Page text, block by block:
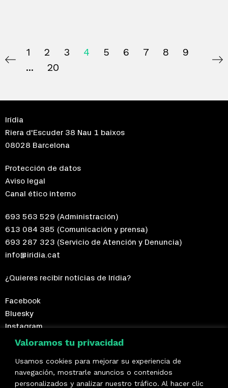
Valoramos tu privacidad
Usamos cookies para mejorar su experiencia de
navegación, mostrarle anuncios o contenidos
personalizados y analizar nuestro tráfico. Al hacer clic
1 2 3 4 5 6 7 8
9
20
Irídia
Riera d'Escuder 38 Nau 1 baixos
08028 Barcelona
Protección de datos
Aviso legal
Canal ético interno
693 563 529 (Administración)
613 084 385 (Comunicación y prensa)
693 287 323 (Servicio de Atención y Denuncia)
info@iridia.cat
¿Quieres recibir notícias de Irídia?
Facebook
Bluesky
Instagram
Telegram
¡Hazte socio/a!